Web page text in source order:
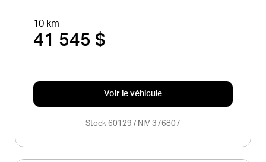
10 km
41 545 $
Voir le véhicule
Stock 60129 / NIV 376807